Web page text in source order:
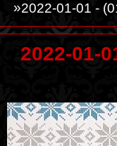
2022-01-01 -
2022-01-